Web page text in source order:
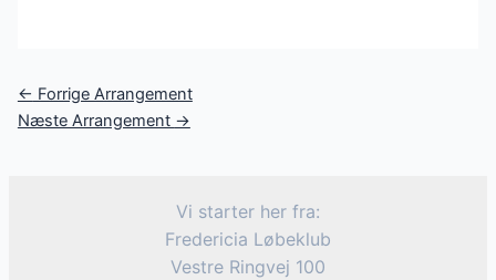
Post
navigation
← Forrige Arrangement
Næste Arrangement →
Vi starter her fra:
Fredericia Løbeklub
Vestre Ringvej 100